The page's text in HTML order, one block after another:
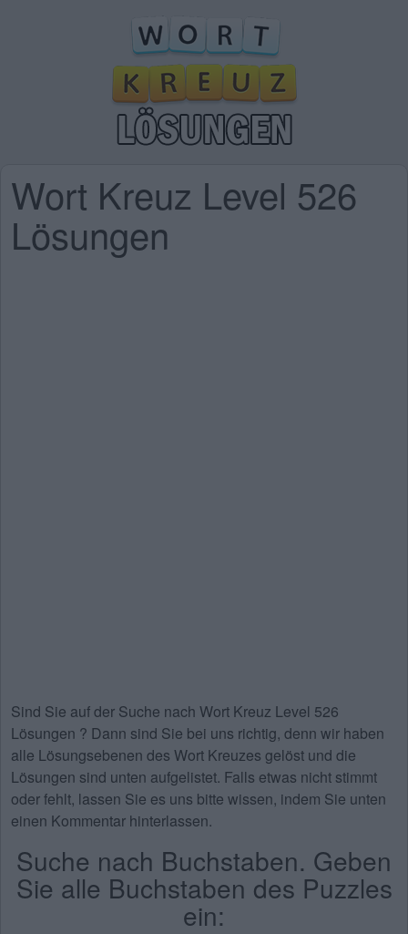
Wort Kreuz Level 526
Lösungen
Sind Sie auf der Suche nach Wort Kreuz Level 526
Lösungen ? Dann sind Sie bei uns richtig, denn wir haben
alle Lösungsebenen des Wort Kreuzes gelöst und die
Lösungen sind unten aufgelistet. Falls etwas nicht stimmt
oder fehlt, lassen Sie es uns bitte wissen, indem Sie unten
einen Kommentar hinterlassen.
Suche nach Buchstaben. Geben
Sie alle Buchstaben des Puzzles
ein: